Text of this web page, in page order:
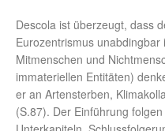
Descola ist überzeugt, dass
Eurozentrismus
Mitmenschen und
immateriellen Entitäten)
er an Artensterben,
(S.87). Der Einführung